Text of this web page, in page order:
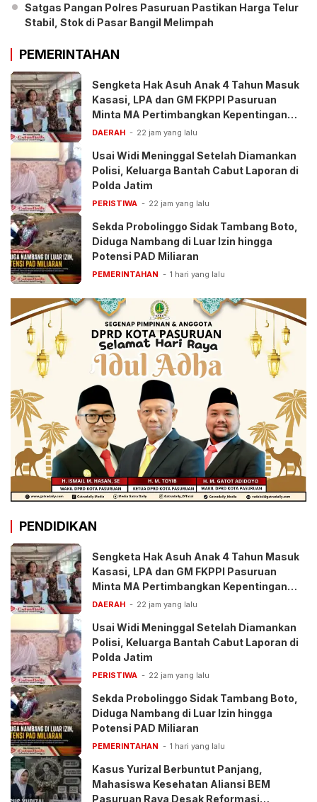
Satgas Pangan Polres Pasuruan Pastikan Harga Telur
Stabil, Stok di Pasar Bangil Melimpah
PEMERINTAHAN
Sengketa Hak Asuh Anak 4 Tahun Masuk
Kasasi, LPA dan GM FKPPI Pasuruan
Minta MA Pertimbangkan Kepentingan
Anak
DAERAH 22 jam yang lalu
Usai Widi Meninggal Setelah Diamankan
Polisi, Keluarga Bantah Cabut Laporan di
Polda Jatim
PERISTIWA 22 jam yang lalu
Sekda Probolinggo Sidak Tambang Boto,
Diduga Nambang di Luar Izin hingga
Potensi PAD Miliaran
PEMERINTAHAN 1 hari yang lalu
PENDIDIKAN
Sengketa Hak Asuh Anak 4 Tahun Masuk
Kasasi, LPA dan GM FKPPI Pasuruan
Minta MA Pertimbangkan Kepentingan
Anak
DAERAH 22 jam yang lalu
Usai Widi Meninggal Setelah Diamankan
Polisi, Keluarga Bantah Cabut Laporan di
Polda Jatim
PERISTIWA 22 jam yang lalu
Sekda Probolinggo Sidak Tambang Boto,
Diduga Nambang di Luar Izin hingga
Potensi PAD Miliaran
PEMERINTAHAN 1 hari yang lalu
Kasus Yurizal Berbuntut Panjang,
Mahasiswa Kesehatan Aliansi BEM
Pasuruan Raya Desak Reformasi